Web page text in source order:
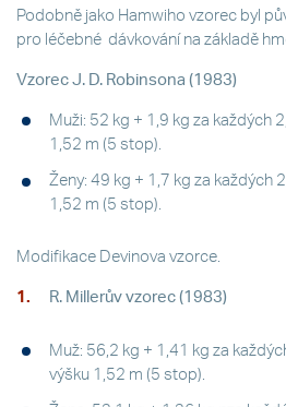
Podobně jako Hamwiho vzorec byl
pro léčebné dávkování na základě
Vzorec J. D. Robinsona (1983)
Muži: 52 kg + 1,9 kg za každých
1,52 m (5 stop).
Ženy: 49 kg + 1,7 kg za každých
1,52 m (5 stop).
Modifikace Devinova vzorce.
R. Millerův vzorec (1983)
Muž: 56,2 kg + 1,41 kg za
výšku 1,52 m (5 stop).